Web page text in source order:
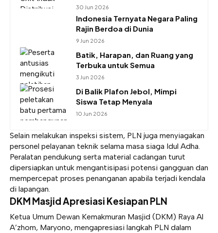
30 Jun 2026
Indonesia Ternyata Negara Paling
Rajin Berdoa di Dunia
9 Jun 2026
Batik, Harapan, dan Ruang yang
Terbuka untuk Semua
3 Jun 2026
Di Balik Plafon Jebol, Mimpi
Siswa Tetap Menyala
10 Jun 2026
Selain melakukan inspeksi sistem, PLN juga menyiagakan
personel pelayanan teknik selama masa siaga Idul Adha.
Peralatan pendukung serta material cadangan turut
dipersiapkan untuk mengantisipasi potensi gangguan dan
mempercepat proses penanganan apabila terjadi kendala
di lapangan.
DKM Masjid Apresiasi Kesiapan PLN
Ketua Umum Dewan Kemakmuran Masjid (DKM) Raya Al
A’zhom, Maryono, mengapresiasi langkah PLN dalam